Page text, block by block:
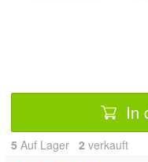
In
5 Auf Lager 2 verkauft